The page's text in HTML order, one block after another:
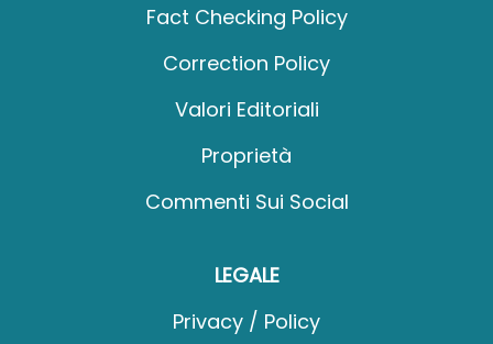
Fact Checking Policy
Correction Policy
Valori Editoriali
Proprietà
Commenti Sui Social
LEGALE
Privacy / Policy